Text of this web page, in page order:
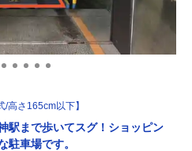
/高さ165cm以下】
駅まで歩いてスグ！ショッピン
駐車場です。